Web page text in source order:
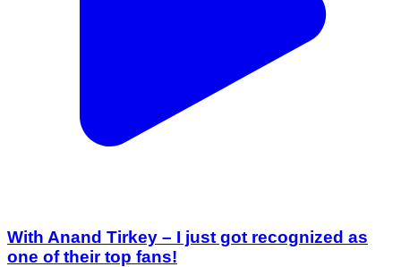
With Anand Tirkey – I just got recognized as
one of their top fans!